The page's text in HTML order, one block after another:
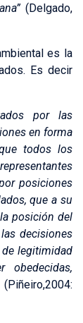
(Delgado,
es la
Es decir
por las
en forma
todos los
posiciones
que a su
posición del
decisiones
legitimidad
(Piñeiro,2004: